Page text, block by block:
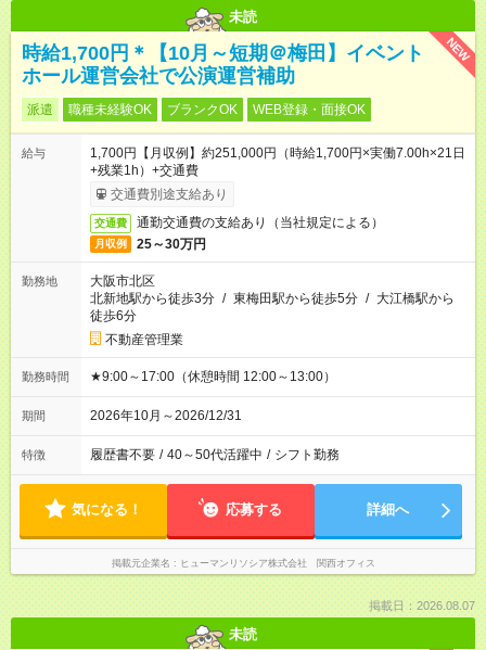
未読
NEW
時給1,700円＊【10月～短期＠梅田】イベント
ホール運営会社で公演運営補助
派遣 職種未経験OK ブランクOK WEB登録・面接OK
給与
1,700円【月収例】約251,000円（時給1,700円×実働7.00h×21日
+残業1h）+交通費
交通費別途支給あり
交通費 通勤交通費の支給あり（当社規定による）
月収例 25～30万円
勤務地
大阪市北区
北新地駅から徒歩3分 / 東梅田駅から徒歩5分 / 大江橋駅から
徒歩6分
不動産管理業
勤務時間 ★9:00～17:00（休憩時間 12:00～13:00）
期間 2026年10月～2026/12/31
特徴 履歴書不要 / 40～50代活躍中 / シフト勤務
気になる！ 応募する 詳細へ
掲載元企業名 ヒューマンリソシア株式会社 関西オフィス
掲載日：2026.08.07
未読